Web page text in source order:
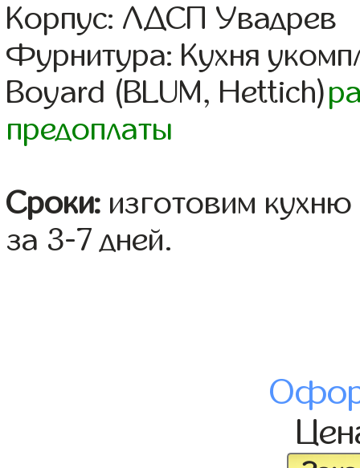
Корпус: ЛДСП Увадрев
Фурнитура: Кухня
Boyard (BLUM, Hettich)
предоплаты
Сроки: изготовим
за 3-7 дней.